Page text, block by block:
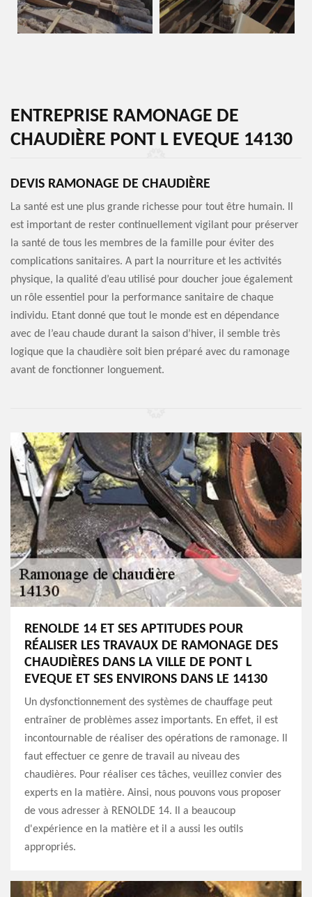
ENTREPRISE RAMONAGE DE
CHAUDIÈRE PONT L EVEQUE 14130
DEVIS RAMONAGE DE CHAUDIÈRE
La santé est une plus grande richesse pour tout être humain. Il
est important de rester continuellement vigilant pour préserver
la santé de tous les membres de la famille pour éviter des
complications sanitaires. A part la nourriture et les activités
physique, la qualité d’eau utilisé pour doucher joue également
un rôle essentiel pour la performance sanitaire de chaque
individu. Etant donné que tout le monde est en dépendance
avec de l’eau chaude durant la saison d’hiver, il semble très
logique que la chaudière soit bien préparé avec du ramonage
avant de fonctionner longuement.
RENOLDE 14 ET SES APTITUDES POUR
RÉALISER LES TRAVAUX DE RAMONAGE DES
CHAUDIÈRES DANS LA VILLE DE PONT L
EVEQUE ET SES ENVIRONS DANS LE 14130
Un dysfonctionnement des systèmes de chauffage peut
entraîner de problèmes assez importants. En effet, il est
incontournable de réaliser des opérations de ramonage. Il
faut effectuer ce genre de travail au niveau des
chaudières. Pour réaliser ces tâches, veuillez convier des
experts en la matière. Ainsi, nous pouvons vous proposer
de vous adresser à RENOLDE 14. Il a beaucoup
d'expérience en la matière et il a aussi les outils
appropriés.